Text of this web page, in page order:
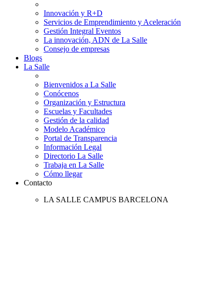
Innovación y R+D
Servicios de Emprendimiento y Aceleración
Gestión Integral Eventos
La innovación, ADN de La Salle
Consejo de empresas
Blogs
La Salle
Bienvenidos a La Salle
Conócenos
Organización y Estructura
Escuelas y Facultades
Gestión de la calidad
Modelo Académico
Portal de Transparencia
Información Legal
Directorio La Salle
Trabaja en La Salle
Cómo llegar
Contacto
LA SALLE CAMPUS BARCELONA